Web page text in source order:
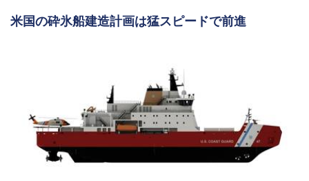
米国の砕氷船建造計画は猛スピードで前進